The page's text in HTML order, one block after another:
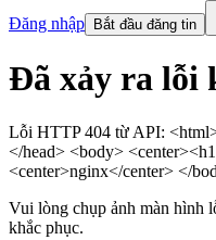
Đăng nhập
Bắt đầu đăng tin
Đã xảy ra lỗi
Lỗi HTTP 404 từ API:
</head> <body>
<center>nginx</center> </
Vui lòng chụp ảnh màn hình
khắc phục.